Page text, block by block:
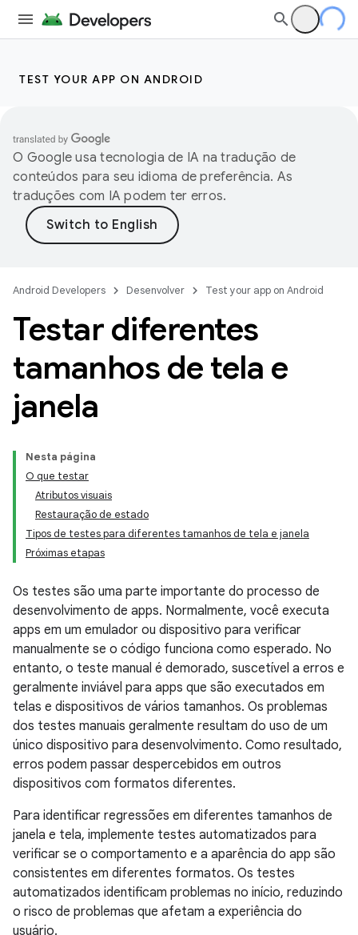
TEST YOUR APP ON ANDROID
O Google usa tecnologia de IA na tradução de
conteúdos para seu idioma de preferência. As
traduções com IA podem ter erros.
Android Developers Desenvolver Test your app on Android
Testar diferentes
tamanhos de tela e
janela
Nesta página
O que testar
Atributos visuais
Restauração de estado
Tipos de testes para diferentes tamanhos de tela e janela
Próximas etapas
Os testes são uma parte importante do processo de
desenvolvimento de apps. Normalmente, você executa
apps em um emulador ou dispositivo para verificar
manualmente se o código funciona como esperado. No
entanto, o teste manual é demorado, suscetível a erros e
geralmente inviável para apps que são executados em
telas e dispositivos de vários tamanhos. Os problemas
dos testes manuais geralmente resultam do uso de um
único dispositivo para desenvolvimento. Como resultado,
erros podem passar despercebidos em outros
dispositivos com formatos diferentes.
Para identificar regressões em diferentes tamanhos de
janela e tela, implemente testes automatizados para
verificar se o comportamento e a aparência do app são
consistentes em diferentes formatos. Os testes
automatizados identificam problemas no início, reduzindo
o risco de problemas que afetam a experiência do
usuário.